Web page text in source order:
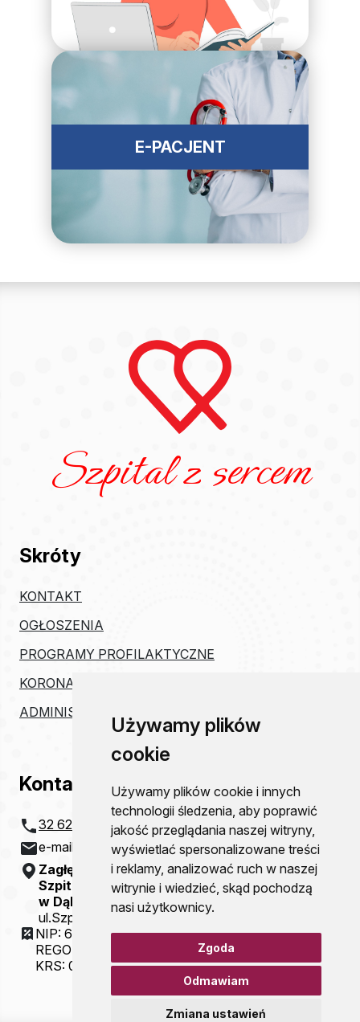
Używamy plików
cookie
Używamy plików cookie i innych
technologii śledzenia, aby poprawić
jakość przeglądania naszej witryny,
wyświetlać spersonalizowane treści
i reklamy, analizować ruch w naszej
witrynie i wiedzieć, skąd pochodzą
nasi użytkownicy.
Zgoda
Odmawiam
Zmiana ustawień
E-PACJENT
Szpital z sercem
Skróty
KONTAKT
OGŁOSZENIA
PROGRAMY PROFILAKTYCZNE
KORONAWIRUS
ADMINISTRACJA
Kontakt
32 621 20 00
e-mail:
szpital@zco-dg.pl
Zagłębiowskie Centrum Onkologii
Szpital Specjalistyczny im. Sz. Starkiewicza
w Dąbrowie Górniczej
ul.Szpitalna 13
NIP: 6292115781
REGON: 000310077
KRS: 0000054321